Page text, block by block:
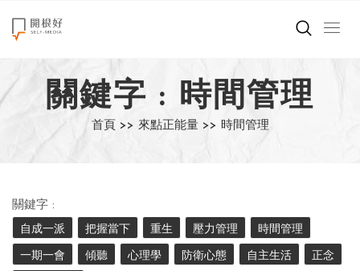
來點正能量
世界在想什麼
創造美好生活
職場商業經濟
影片專區
關鍵字 : 時間管理
首頁 >> 來點正能量 >> 時間管理
關鍵字 :
自成一派
把握當下 重生 壓力管理 時間管理
一期一會 傾聽 心理學 防衛心態 自主生活 正念